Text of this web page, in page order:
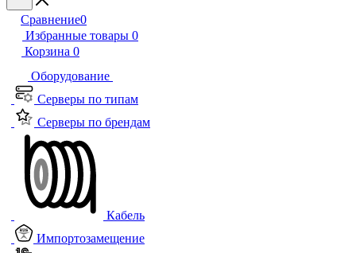
Сравнение0
Избранные товары 0
Корзина 0
Оборудование
Серверы по типам
Серверы по брендам
Кабель
Импортозамещение